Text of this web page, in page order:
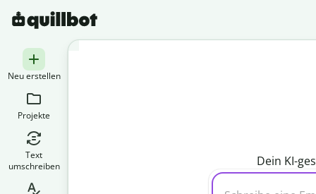
Neu erstellen
Projekte
Text
umschreiben
Dein KI-